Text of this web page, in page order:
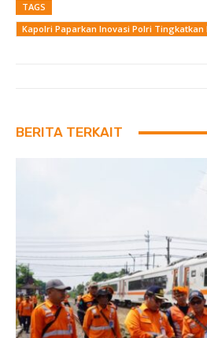
TAGS
Kapolri Paparkan Inovasi Polri Tingkatkan
BERITA TERKAIT